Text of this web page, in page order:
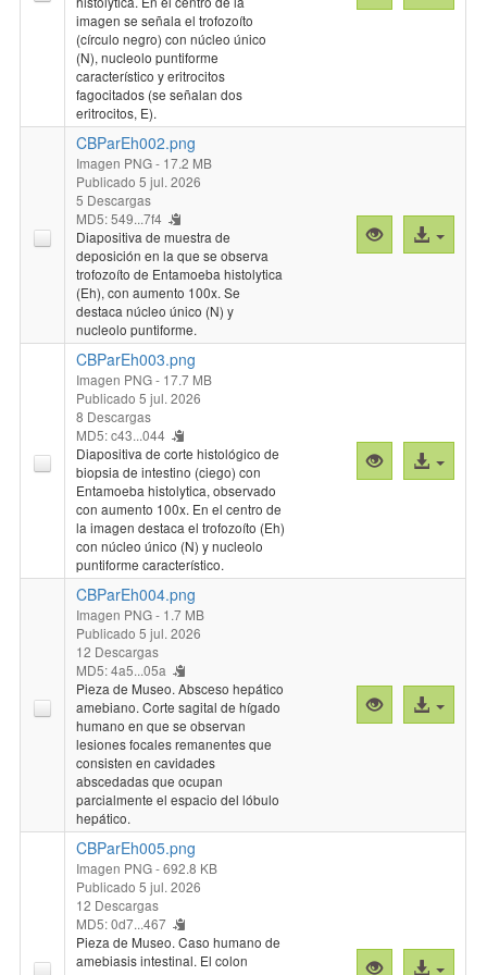
imagen se señala el trofozoíto
(círculo negro) con núcleo único
(N), nucleolo puntiforme
característico y eritrocitos
fagocitados (se señalan dos
eritrocitos, E).
previaal
CBParEh002.png
Imagen PNG- 17.2 MB
Publicado 5 jul. 2026
5 Descargas
MD5: 549...7f4
Diapositiva de muestra de
deposición en la que se observa
trofozoíto de Entamoeba histolytica
(Eh), con aumento 100x. Se
destaca núcleo único (N) y
nucleolo puntiforme.
Vista
previa
Acceso
al
CBParEh003.png
Imagen PNG- 17.7 MB
Publicado 5 jul. 2026
8 Descargas
MD5: c43...044
Diapositiva de corte histológico de
biopsia de intestino (ciego) con
Entamoeba histolytica, observado
con aumento 100x. En el centro de
la imagen destaca el trofozoíto (Eh)
con núcleo único (N) y nucleolo
puntiforme característico.
Vista
previa
Acceso
al
CBParEh004.png
Imagen PNG- 1.7 MB
Publicado 5 jul. 2026
12 Descargas
MD5: 4a5...05a
Pieza de Museo. Absceso hepático
amebiano. Corte sagital de hígado
humano en que se observan
lesiones focales remanentes que
consisten en cavidades
abscedadas que ocupan
parcialmente el espacio del lóbulo
hepático.
Vista
previa
Acceso
al
CBParEh005.png
Imagen PNG- 692.8 KB
Publicado 5 jul. 2026
12 Descargas
MD5: 0d7...467
Pieza de Museo. Caso humano de
amebiasis intestinal. El colon
Vista Acceso